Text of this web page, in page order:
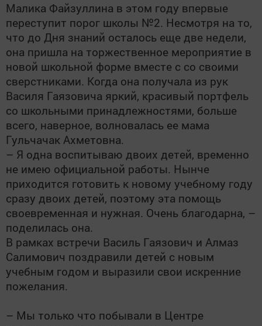
Малика Файзуллина в этом году впервые
переступит порог школы №2. Несмотря на то,
что до Дня знаний осталось еще две недели,
она пришла на торжественное мероприятие в
новой школьной форме вместе с со своими
сверстниками. Когда она получала из рук
Василя Гаязовича яркий, красивый портфель
со школьными принадлежностями, больше
всего, наверное, волновалась ее мама
Гульчачак Ахметовна.
– Я одна воспитываю двоих детей, временно
не имею официальной работы. Нынче
приходится готовить к новому учебному году
сразу двоих детей, поэтому эта помощь
своевременная и нужная. Очень благодарна, –
поделилась она.
В рамках встречи Василь Гаязович и Алмаз
Салимович поздравили детей с новым
учебным годом и выразили свои искренние
пожелания.
– Мы только что побывали в Центре